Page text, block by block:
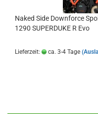
Naked Side Downforce
1290 SUPERDUKE R Evo
Lieferzeit: ca. 3-4 Tage